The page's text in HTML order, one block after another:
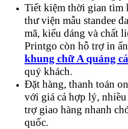
Tiết kiệm thời gian tìm
thư viện mẫu standee
mã, kiểu dáng và chất
Printgo còn hỗ trợ in
khung chữ A quảng
quý khách.
Đặt hàng, thanh toán
với giá cả hợp lý,
trợ giao hàng nhanh
quốc.